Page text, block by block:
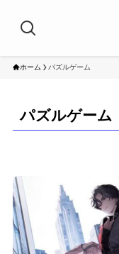
ホーム パズルゲーム
パズルゲーム